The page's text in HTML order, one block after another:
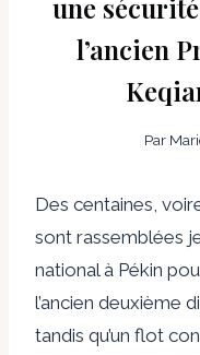
une
l’ancien
Par
Des centaines,
sont rassemblées
national à Pékin
l’ancien deuxième
tandis qu’un flot